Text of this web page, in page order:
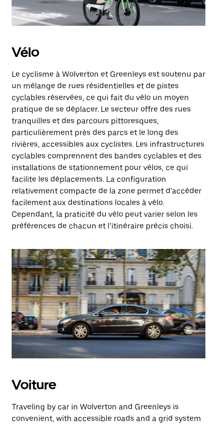
Vélo
Le cyclisme à Wolverton et Greenleys est soutenu par
un mélange de rues résidentielles et de pistes
cyclables réservées, ce qui fait du vélo un moyen
pratique de se déplacer. Le secteur offre des rues
tranquilles et des parcours pittoresques,
particulièrement près des parcs et le long des
rivières, accessibles aux cyclistes. Les infrastructures
cyclables comprennent des bandes cyclables et des
installations de stationnement pour vélos, ce qui
facilite les déplacements. La configuration
relativement compacte de la zone permet d’accéder
facilement aux destinations locales à vélo.
Cependant, la praticité du vélo peut varier selon les
préférences de chacun et l’itinéraire précis choisi.
Voiture
Traveling by car in Wolverton and Greenleys is
convenient, with accessible roads and a grid system